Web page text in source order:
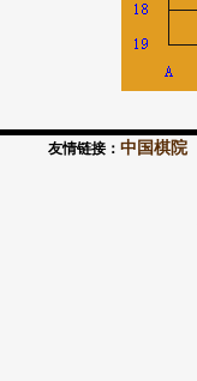
友情链接： 中国棋院